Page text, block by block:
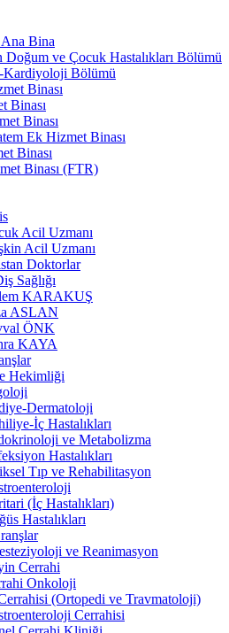
Bina
Doğum ve Çocuk Hastalıkları Bölümü
Bölümü
Binası
Binası
Binası
Ek Hizmet Binası
Binası
Binası (FTR)
Acil Uzmanı
Acil Uzmanı
Doktorlar
Sağlığı
KARAKUŞ
ASLAN
ÖNK
KAYA
Hekimliği
Dermatoloji
İç Hastalıkları
ve Metabolizma
Hastalıkları
Tıp ve Rehabilitasyon
(İç Hastalıkları)
Hastalıkları
ve Reanimasyon
Cerrahi
Onkoloji
(Ortopedi ve Travmatoloji)
Cerrahisi